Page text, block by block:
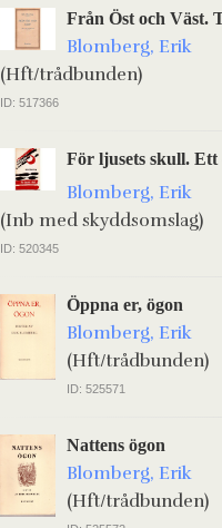
Från Öst och Väst.
Blomberg, Erik
(Hft/trådbunden)
ID: 517366
För ljusets skull.
Blomberg, Erik
(Inb med skyddsomslag)
ID: 520345
Öppna er, ögon
Blomberg, Erik
(Hft/trådbunden)
ID: 525571
Nattens ögon
Blomberg, Erik
(Hft/trådbunden)